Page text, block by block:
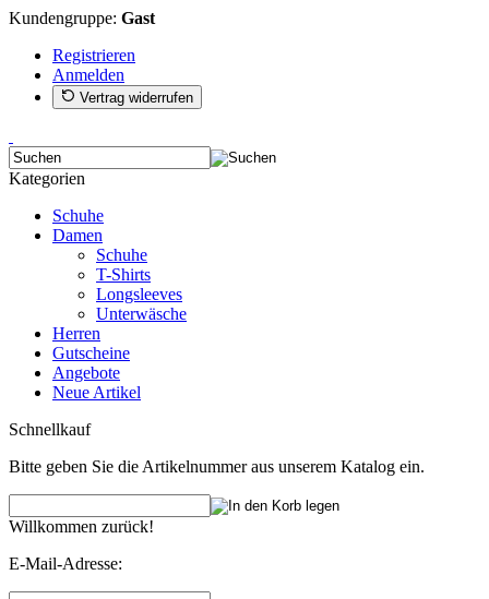
Kundengruppe: Gast
Registrieren
Anmelden
Vertrag widerrufen
Kategorien
Schuhe
Damen
Schuhe
T-Shirts
Longsleeves
Unterwäsche
Herren
Gutscheine
Angebote
Neue Artikel
Schnellkauf
Bitte geben Sie die Artikelnummer aus unserem Katalog ein.
Willkommen zurück!
E-Mail-Adresse: